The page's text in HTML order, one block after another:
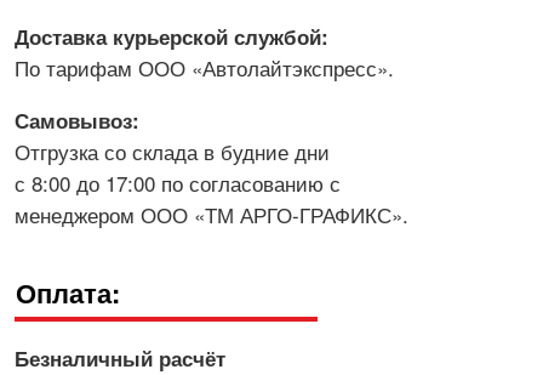
Доставка курьерской службой:
По тарифам ООО «Автолайтэкспресс».
Самовывоз:
Отгрузка со склада в будние дни
с 8:00 до 17:00 по согласованию с
менеджером ООО «ТМ АРГО-ГРАФИКС».
Оплата:
Безналичный расчёт